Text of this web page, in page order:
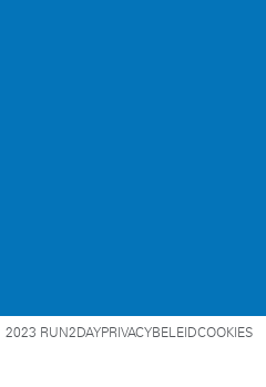
2023 RUN2DAYPRIVACYBELEIDCOOKIES